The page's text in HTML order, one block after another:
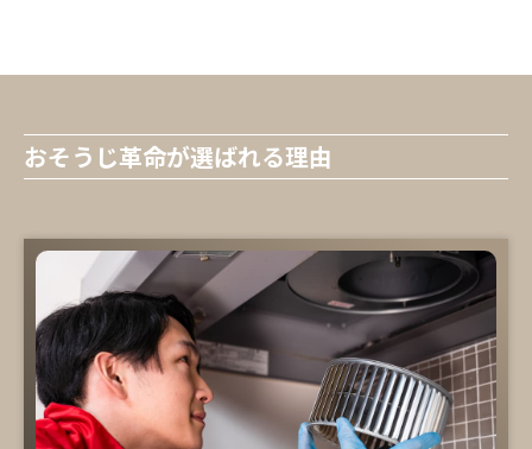
おそうじ革命が選ばれる理由